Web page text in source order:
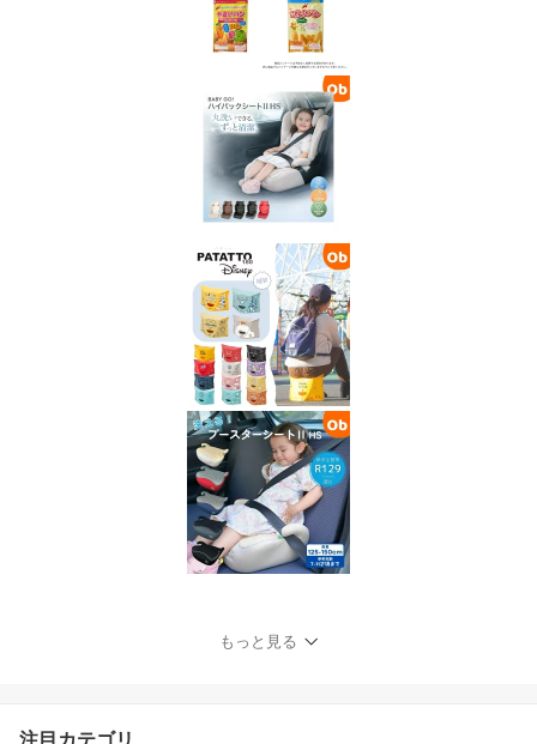
もっと見る